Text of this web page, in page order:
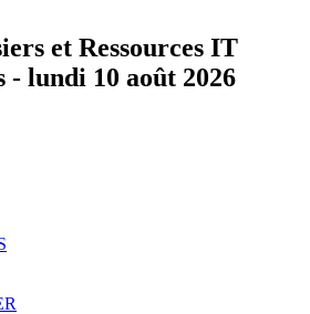
et Ressources IT
- lundi 10 août 2026